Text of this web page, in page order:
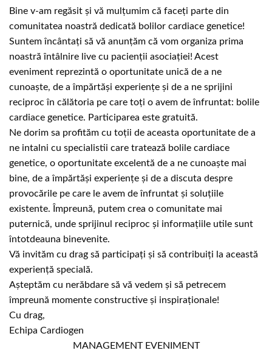
Bine v-am regăsit și vă mulțumim că faceți parte din
comunitatea noastră dedicată bolilor cardiace genetice!
Suntem încântați să vă anunțăm că vom organiza prima
noastră întâlnire live cu pacienții asociației! Acest
eveniment reprezintă o oportunitate unică de a ne
cunoaște, de a împărtăși experiențe și de a ne sprijini
reciproc în călătoria pe care toți o avem de înfruntat: bolile
cardiace genetice. Participarea este gratuită.
Ne dorim sa profităm cu toții de aceasta oportunitate de a
ne intalni cu specialistii care tratează bolile cardiace
genetice, o oportunitate excelentă de a ne cunoaște mai
bine, de a împărtăși experiențe și de a discuta despre
provocările pe care le avem de înfruntat și soluțiile
existente. Împreună, putem crea o comunitate mai
puternică, unde sprijinul reciproc și informațiile utile sunt
întotdeauna binevenite.
Vă invităm cu drag să participați și să contribuiți la această
experiență specială.
Așteptăm cu nerăbdare să vă vedem și să petrecem
împreună momente constructive și inspiraționale!
Cu drag,
Echipa Cardiogen
MANAGEMENT EVENIMENT